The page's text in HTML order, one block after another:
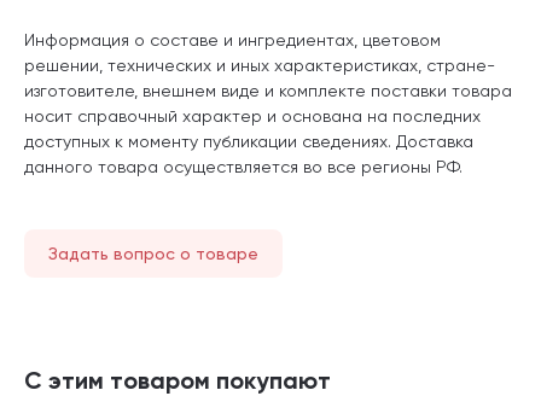
Информация о составе и ингредиентах, цветовом
решении, технических и иных характеристиках, стране-
изготовителе, внешнем виде и комплекте поставки товара
носит справочный характер и основана на последних
доступных к моменту публикации сведениях. Доставка
данного товара осуществляется во все регионы РФ.
Задать вопрос о товаре
С этим товаром покупают